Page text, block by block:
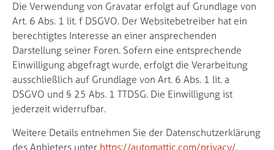
Die Verwendung von Gravatar erfolgt auf Grundlage von
Art. 6 Abs. 1 lit. f DSGVO. Der Websitebetreiber hat ein
berechtigtes Interesse an einer ansprechenden
Darstellung seiner Foren. Sofern eine entsprechende
Einwilligung abgefragt wurde, erfolgt die Verarbeitung
ausschließlich auf Grundlage von Art. 6 Abs. 1 lit. a
DSGVO und § 25 Abs. 1 TTDSG. Die Einwilligung ist
jederzeit widerrufbar.
Weitere Details entnehmen Sie der Datenschutzerklärung
des Anbieters unter https://automattic.com/privacy/.